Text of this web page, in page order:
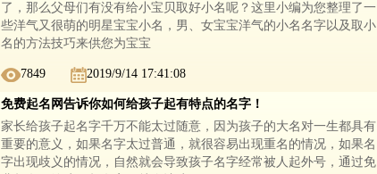
了，那么父母们有没有给小宝贝取好小名呢？这里小编为您整理了一
些洋气又很萌的明星宝宝小名，男、女宝宝洋气的小名名字以及取小
名的方法技巧来供您为宝宝
7849 2019/9/14 17:41:08
免费起名网告诉你如何给孩子起有特点的名字！
家长给孩子起名字千万不能太过随意，因为孩子的大名对一生都具有
重要的意义，如果名字太过普通，就很容易出现重名的情况，如果名
字出现歧义的情况，自然就会导致孩子名字经常被人起外号，通过免